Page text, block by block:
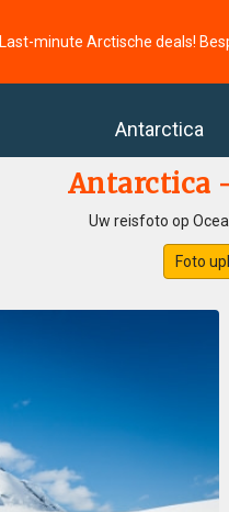
Last-minute Arctische deals!
Antarctica
Antarctica
Uw reisfoto op
Foto